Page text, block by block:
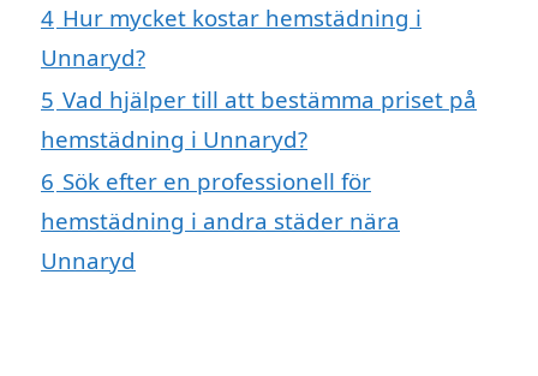
4 Hur mycket kostar hemstädning i
Unnaryd?
5 Vad hjälper till att bestämma priset på
hemstädning i Unnaryd?
6 Sök efter en professionell för
hemstädning i andra städer nära
Unnaryd